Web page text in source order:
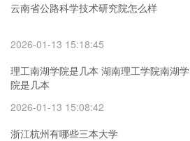
云南省公路科学技术研究院怎么样
2026-01-13 15:18:45
理工南湖学院是几本 湖南理工学院南湖学
院是几本
2026-01-13 15:08:42
浙江杭州有哪些三本大学